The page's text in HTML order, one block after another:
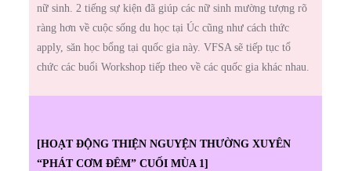
nữ sinh. 2 tiếng sự kiện đã giúp các nữ sinh mường tượng rõ
ràng hơn về cuộc sống du học tại Úc cũng như cách thức
apply, săn học bổng tại quốc gia này. VFSA sẽ tiếp tục tổ
chức các buổi Workshop tiếp theo về các quốc gia khác nhau.
[HOẠT ĐỘNG THIỆN NGUYỆN THƯỜNG XUYÊN
“PHÁT CƠM ĐÊM” CUỐI MÙA 1]